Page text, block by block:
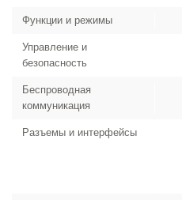
Функции и режимы
Управление и
безопасность
Беспроводная
коммуникация
Разъемы и интерфейсы